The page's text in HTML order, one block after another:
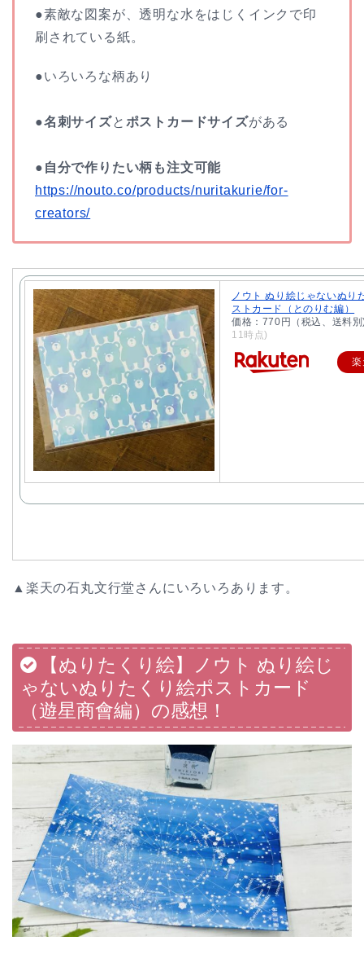
●素敵な図案が、透明な水をはじくインクで印
刷されている紙。
●いろいろな柄あり
●名刺サイズと ポストカードサイズがある
● 自分で作りたい柄も注文可能
https://nouto.co/products/nuritakurie/for-
creators/
ノウト ぬり絵じゃないぬり
ストカード（とのりむ編）
価格：770円（税込、送料
11時点)
▲楽天の石丸文行堂さんにいろいろあります。
【ぬりたくり絵】ノウト ぬり絵じ
ゃないぬりたくり絵ポストカード
（遊星商會編）の感想！